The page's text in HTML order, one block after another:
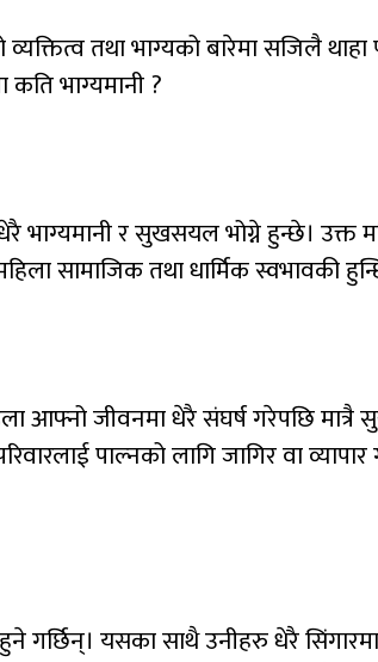
तथा भाग्यको बारेमा सजिलै थाहा
भाग्यमानी ?
भाग्यमानी र सुखसयल भोग्ने हुन्छे। उक्त
सामाजिक तथा धार्मिक स्वभावकी
जीवनमा धेरै संघर्ष गरेपछि मात्रै
पाल्नको लागि जागिर वा व्यापार
गर्छिन्। यसका साथै उनीहरु धेरै